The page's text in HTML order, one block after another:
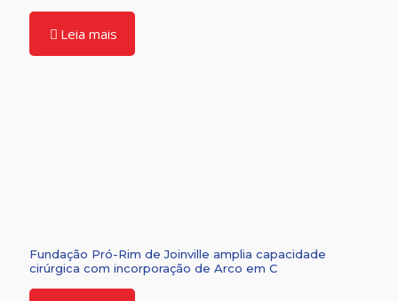
Leia mais
Fundação Pró-Rim de Joinville amplia capacidade
cirúrgica com incorporação de Arco em C